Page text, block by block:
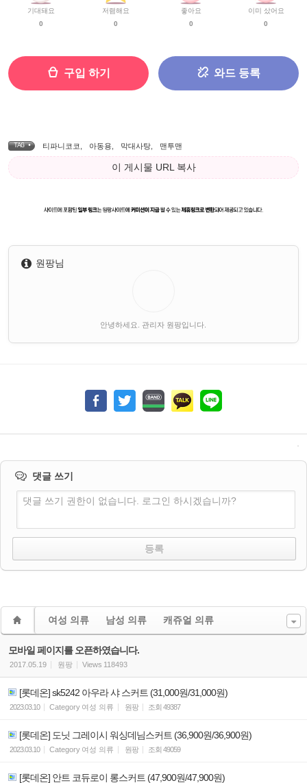
기대돼요
0
저렴해요
0
좋아요
0
이미 샀어요
0
구입 하기 와드 등록
TAG • 티파니코코 아동용 막대사탕 맨투맨
이 게시물 URL 복사
원팡님
안녕하세요. 관리자 원팡입니다.
댓글 쓰기
댓글 쓰기 권한이 없습니다. 로그인 하시겠습니까?
여성 의류 남성 의류 캐쥬얼 의류
모바일 페이지를 오픈하였습니다.
2017.05.19 원팡 Views 118493
[롯데온] sk5242 아우라 샤 스커트 (31,000원/31,000원)
2023.03.10 Category 여성 의류 원팡 조회 49387
[롯데온] 도닛 그레이시 워싱데님스커트 (36,900원/36,900원)
2023.03.10 Category 여성 의류 원팡 조회 49059
[롯데온] 안트 코듀로이 롱스커트 (47,900원/47,900원)